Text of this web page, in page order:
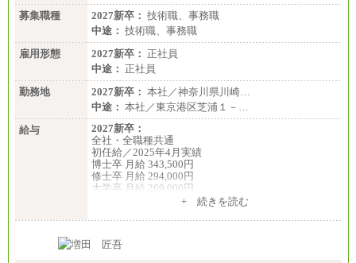
募集職種
2027新卒： 技術職、事務職
中途： 技術職、事務職
雇用形態
2027新卒： 正社員
中途： 正社員
勤務地
2027新卒： 本社／神奈川県川崎…
中途： 本社／東京港区芝浦１－…
給与
2027新卒：
全社・全職種共通
初任給／2025年4月実績
博士卒 月給 343,500円
修士卒 月給 294,000円
大学卒 月給 269,000円
※試用期間の給与に変更はございません
中途：
す。
+ 続きを読む